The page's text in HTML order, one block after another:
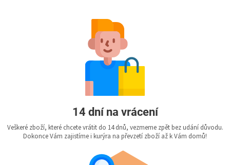
14 dní na vrácení
Veškeré zboží, které chcete vrátit do 14 dnů, vezmeme zpět bez udání důvodu.
Dokonce Vám zajistíme i kurýra na převzetí zboží až k Vám domů!